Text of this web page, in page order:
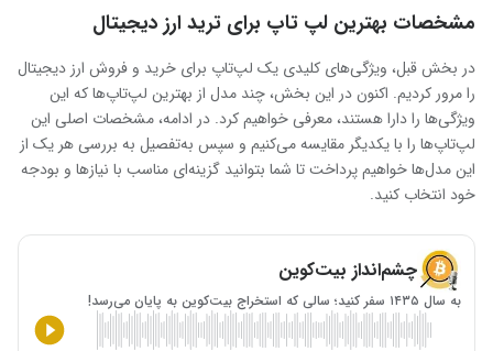
مشخصات بهترین لپ تاپ برای ترید ارز دیجیتال
در بخش قبل، ویژگی‌های کلیدی یک لپ‌تاپ برای خرید و فروش ارز دیجیتال
را مرور کردیم. اکنون در این بخش، چند مدل از بهترین لپ‌تاپ‌ها که این
ویژگی‌ها را دارا هستند، معرفی خواهیم کرد. در ادامه، مشخصات اصلی این
لپ‌تاپ‌ها را با یکدیگر مقایسه می‌کنیم و سپس به‌تفصیل به بررسی هر یک از
این مدل‌ها خواهیم پرداخت تا شما بتوانید گزینه‌ای مناسب با نیازها و بودجه
خود انتخاب کنید.
چشم‌انداز بیت‌کوین
به سال ۱۴۳۵ سفر کنید؛ سالی که استخراج بیت‌کوین به پایان می‌رسد!